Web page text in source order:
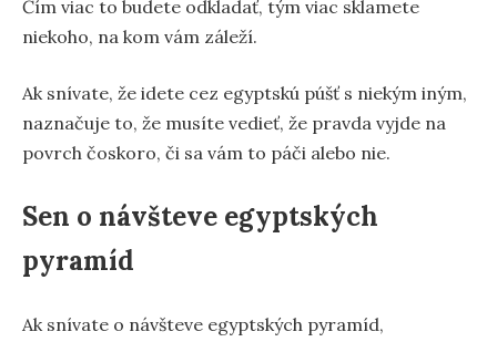
Čím viac to budete odkladať, tým viac sklamete
niekoho, na kom vám záleží.
Ak snívate, že idete cez egyptskú púšť s niekým iným,
naznačuje to, že musíte vedieť, že pravda vyjde na
povrch čoskoro, či sa vám to páči alebo nie.
Sen o návšteve egyptských
pyramíd
Ak snívate o návšteve egyptských pyramíd,